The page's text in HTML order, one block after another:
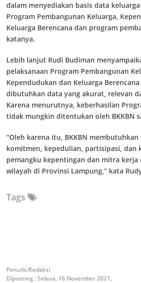
dalam menyediakan basis data
Program Pembangunan Keluarga,
Keluarga Berencana dan program
katanya.
Lebih lanjut Rudi Budiman
pelaksanaan Program Pembangunan
Kependudukan dan Keluarga Berencana
dibutuhkan data yang akurat, relevan
Karena menurutnya, keberhasilan
tidak mungkin ditentukan oleh BKKBN
“Oleh karena itu, BKKBN
komitmen, kepedulian, partisipasi, dan
pemangku kepentingan dan mitra
wilayah di Provinsi Lampung,” kata
Tags
Redaksi
Diposting :Selasa, 16 November 2021,